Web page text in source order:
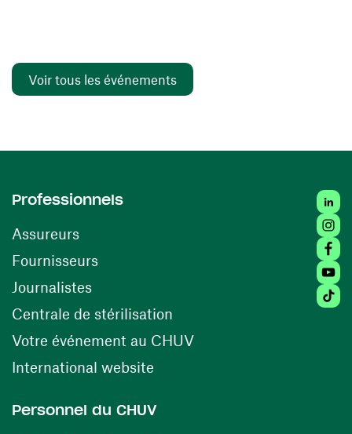
Voir tous les événements
Professionnels
Assureurs
Fournisseurs(ouvre une nouvelle fenêtre)
Journalistes
Centrale de stérilisation (ouvre une nouvelle
Votre événement au CHUV(ouvre une nouvelle
International website
Personnel du CHUV